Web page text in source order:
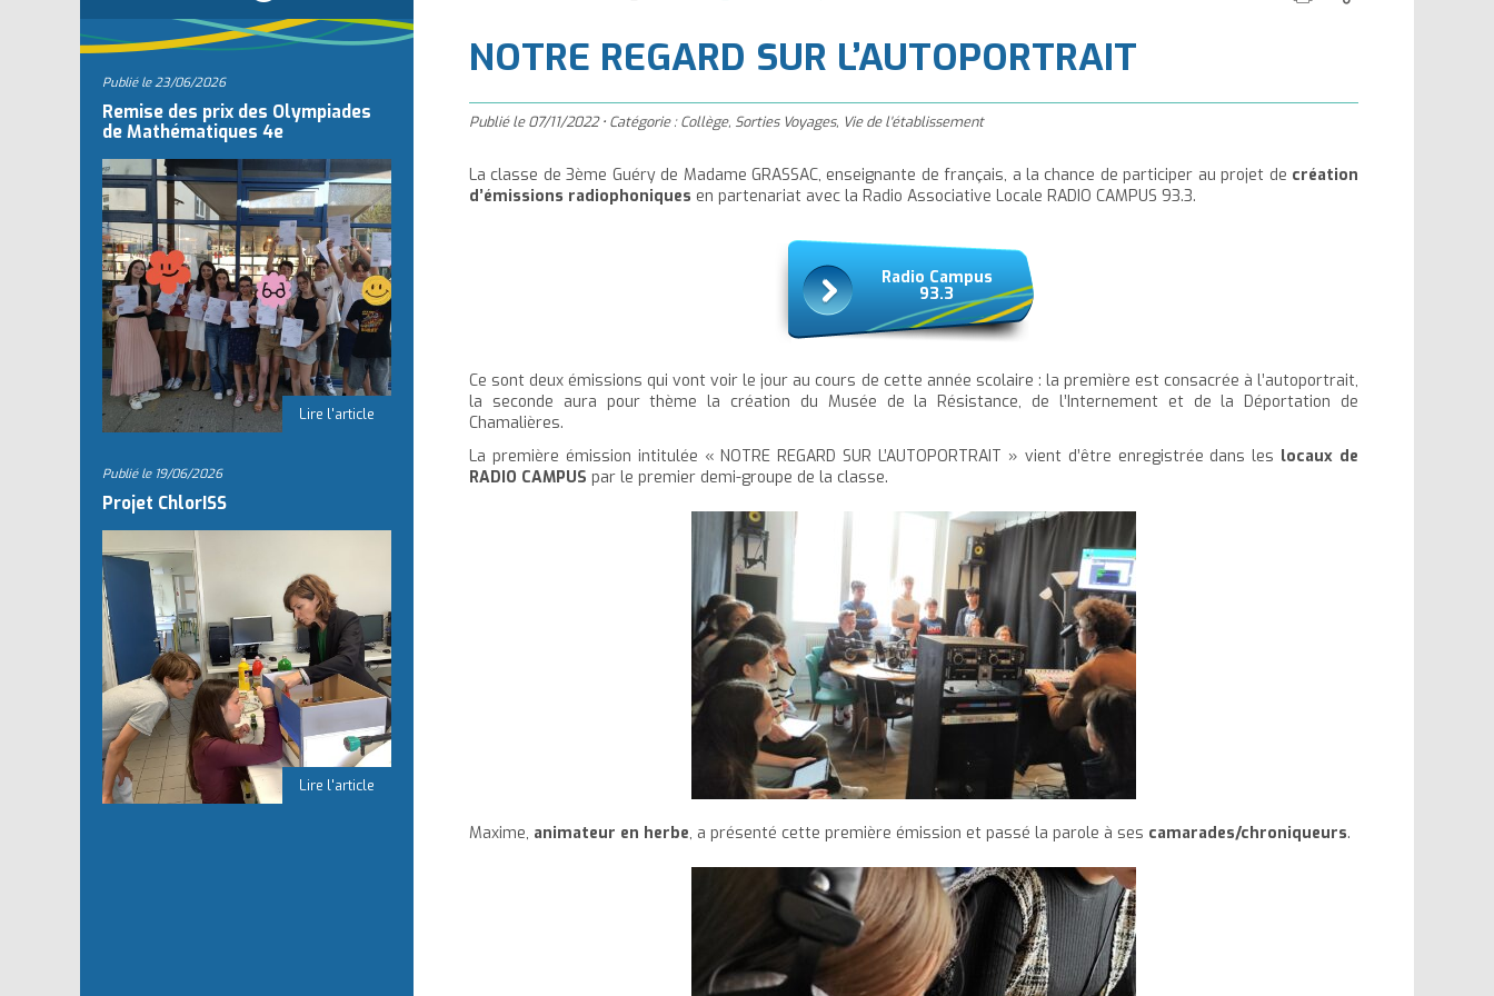
textetexte
NOTRE REGARD SUR L’AUTOPORTRAIT
Publié le07/11/2022 • Catégorie :Collège, Sorties Voyages, Vie de l'établissement
La classe de 3ème Guéry de Madame GRASSAC, enseignante de français, a la chance de participer au projet de création
d’émissions radiophoniques en partenariat avec la Radio Associative Locale RADIO CAMPUS 93.3.
Radio Campus
93.3
Ce sont deux émissions qui vont voir le jour au cours de cette année scolaire : la première est consacrée à l’autoportrait,
la seconde aura pour thème la création du Musée de la Résistance, de l’Internement et de la Déportation de
Chamalières.
La première émission intitulée « NOTRE REGARD SUR L’AUTOPORTRAIT » vient d’être enregistrée dans les locaux de
RADIO CAMPUS par le premier demi-groupe de la classe.
Maxime, animateur en herbe, a présenté cette première émission et passé la parole à ses camarades/chroniqueurs.
Publié le23/06/2026
Remise des prix des Olympiades
de Mathématiques 4e
Publié le 19/06/2026
Projet ChlorISS